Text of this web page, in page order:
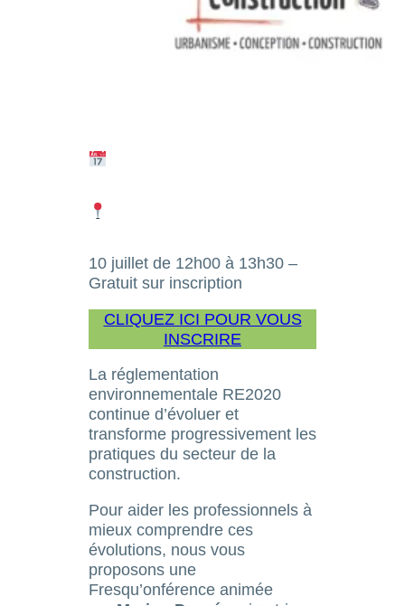
10 juillet de 12h00 à 13h30 –
Gratuit sur inscription
CLIQUEZ ICI POUR VOUS
INSCRIRE
La réglementation
environnementale RE2020
continue d’évoluer et
transforme progressivement les
pratiques du secteur de la
construction.
Pour aider les professionnels à
mieux comprendre ces
évolutions, nous vous
proposons une
Fresqu’onférence animée